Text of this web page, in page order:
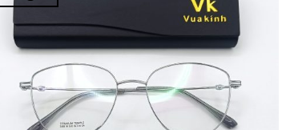
Add to
Wishlist